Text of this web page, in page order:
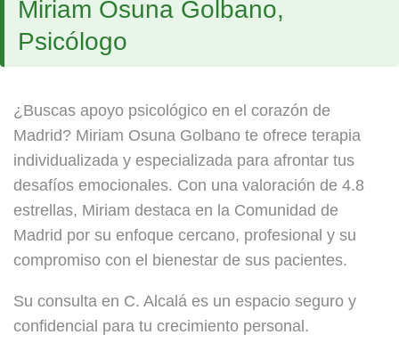
Miriam Osuna Golbano,
Psicólogo
¿Buscas apoyo psicológico en el corazón de
Madrid? Miriam Osuna Golbano te ofrece terapia
individualizada y especializada para afrontar tus
desafíos emocionales. Con una valoración de 4.8
estrellas, Miriam destaca en la Comunidad de
Madrid por su enfoque cercano, profesional y su
compromiso con el bienestar de sus pacientes.
Su consulta en C. Alcalá es un espacio seguro y
confidencial para tu crecimiento personal.